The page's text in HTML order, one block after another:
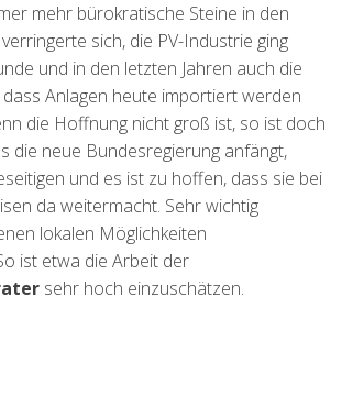
mehr bürokratische Steine in den
sich, die PV-Industrie ging
und in den letzten Jahren auch die
Anlagen heute importiert werden
die Hoffnung nicht groß ist, so ist doch
die neue Bundesregierung anfängt,
und es ist zu hoffen, dass sie bei
da weitermacht. Sehr wichtig
lokalen Möglichkeiten
ist etwa die Arbeit der
sehr hoch einzuschätzen.